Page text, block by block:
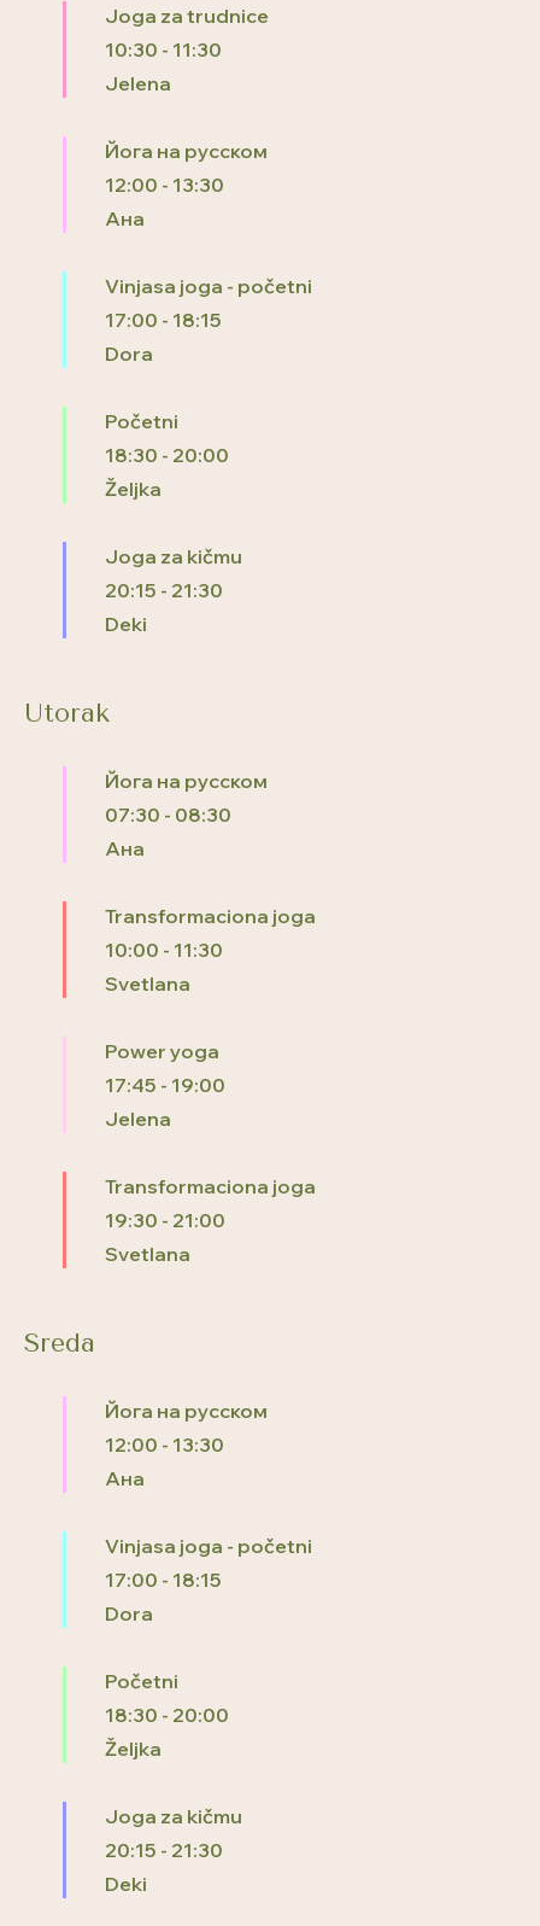
Joga za trudnice
10:30 - 11:30
Jelena
Йога на русском
12:00 - 13:30
Ана
Vinjasa joga - početni
17:00 - 18:15
Dora
Početni
18:30 - 20:00
Željka
Joga za kičmu
20:15 - 21:30
Deki
Utorak
Йога на русском
07:30 - 08:30
Ана
Transformaciona joga
10:00 - 11:30
Svetlana
Power yoga
17:45 - 19:00
Jelena
Transformaciona joga
19:30 - 21:00
Svetlana
Sreda
Йога на русском
12:00 - 13:30
Ана
Vinjasa joga - početni
17:00 - 18:15
Dora
Početni
18:30 - 20:00
Željka
Joga za kičmu
20:15 - 21:30
Deki